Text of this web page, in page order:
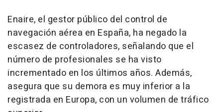
Enaire, el gestor público del control de
navegación aérea en España, ha negado la
escasez de controladores, señalando que el
número de profesionales se ha visto
incrementado en los últimos años. Además,
asegura que su demora es muy inferior a la
registrada en Europa, con un volumen de tráfico